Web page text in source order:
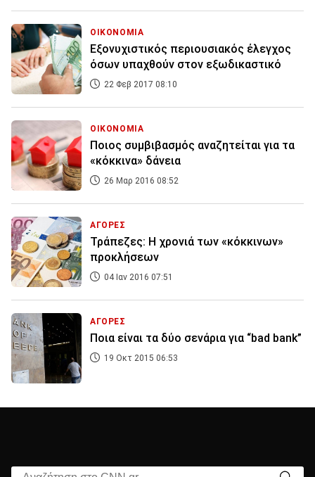
ΟΙΚΟΝΟΜΙΑ
Εξονυχιστικός περιουσιακός έλεγχος
όσων υπαχθούν στον εξωδικαστικό
22 Φεβ 2017 08:10
ΟΙΚΟΝΟΜΙΑ
Ποιος συμβιβασμός αναζητείται για τα
«κόκκινα» δάνεια
26 Μαρ 2016 08:52
ΑΓΟΡΕΣ
Τράπεζες: Η χρονιά των «κόκκινων»
προκλήσεων
04 Ιαν 2016 07:51
ΑΓΟΡΕΣ
Ποια είναι τα δύο σενάρια για “bad bank”
19 Οκτ 2015 06:53